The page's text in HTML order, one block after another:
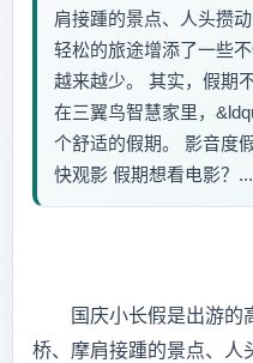
肩接踵的景点、人头攒
轻松的旅途增添了一些
越来越少。 其实，假期
在三翼鸟智慧家里，
个舒适的假期。 影音度
快观影 假期想看电影？...
国庆小长假是出游的
桥、摩肩接踵的景点、人